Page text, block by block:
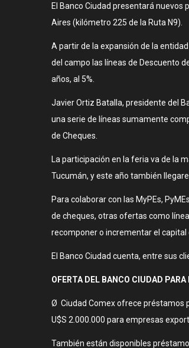
El Banco Ciudad presentará nuevos
Aires (kilómetro 225 de la Ruta N9).
A partir de la expansión de la
del campo las líneas de Descuento
años, al 5%.
Javier Ortiz Batalla, presidente del
una serie de líneas sumamente
de Cheques.
La participación en la feria va de la
Tucumán, y este año también
Para colaborar con las MyPEs,
de cheques, otras ofertas como
recomponer o incrementar el
El Banco Ciudad cuenta, entre sus
OFERTA DEL BANCO CIUDAD PARA
Ø Ciudad Comex ofrece préstamos
U$S 2.000.000 para empresas
También están disponibles